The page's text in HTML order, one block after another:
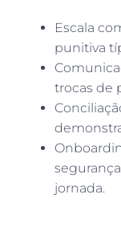
Escala
punitiva
trocas de
jornada.